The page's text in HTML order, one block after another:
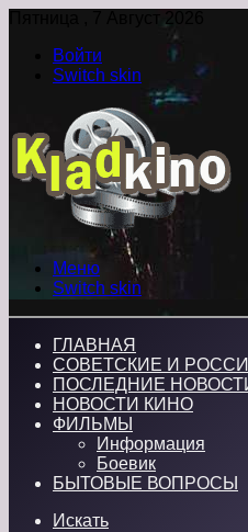
Пятница , 7 Август 2026
Войти
Switch skin
Меню
Switch skin
ГЛАВНАЯ
СОВЕТСКИЕ И
ПОСЛЕДНИЕ
НОВОСТИ КИНО
ФИЛЬМЫ
Информация
Боевик
БЫТОВЫЕ ВОПРОСЫ
Искать